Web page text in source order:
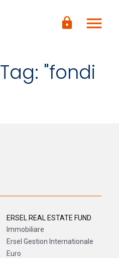
lock menu
"fondi
ERSEL REAL ESTATE FUND
Immobiliare
Ersel Gestion Internationale
Euro